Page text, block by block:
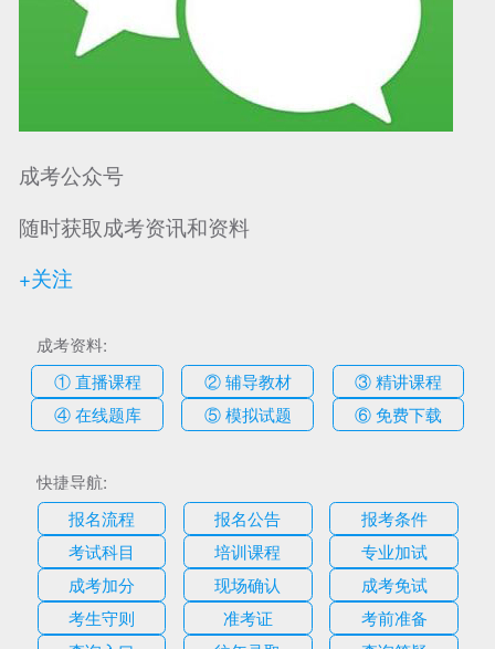
成考公众号
随时获取成考资讯和资料
+关注
成考资料:
① 直播课程
② 辅导教材
③ 精讲课程
④ 在线题库
⑤ 模拟试题 ⑥ 免费下载
快捷导航:
报名流程
报名公告
报考条件
考试科目
培训课程
专业加试
成考加分
现场确认
成考免试
考生守则
准考证
考前准备